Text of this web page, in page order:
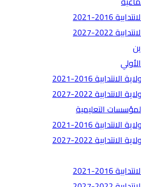
2016-2021
2022-2027
الانتدابية 2016-2021
الانتدابية 2022-2027
التعليمية
الانتدابية 2016-2021
الانتدابية 2022-2027
2016-2021